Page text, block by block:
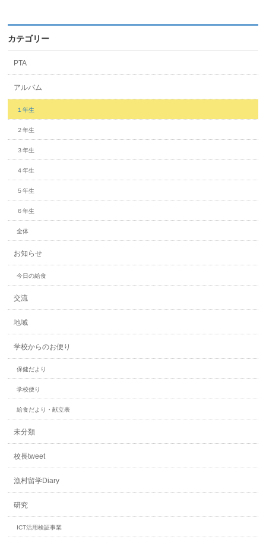
カテゴリー
PTA
アルバム
１年生
２年生
３年生
４年生
５年生
６年生
全体
お知らせ
今日の給食
交流
地域
学校からのお便り
保健だより
学校便り
給食だより・献立表
未分類
校長tweet
漁村留学Diary
研究
ICT活用検証事業